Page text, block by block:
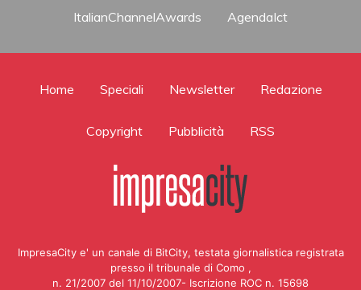
ItalianChannelAwards
AgendaIct
Home Speciali Newsletter Redazione
Copyright Pubblicità RSS
ImpresaCity e' un canale di BitCity, testata giornalistica registrata
presso il tribunale di Como ,
n. 21/2007 del 11/10/2007- Iscrizione ROC n. 15698